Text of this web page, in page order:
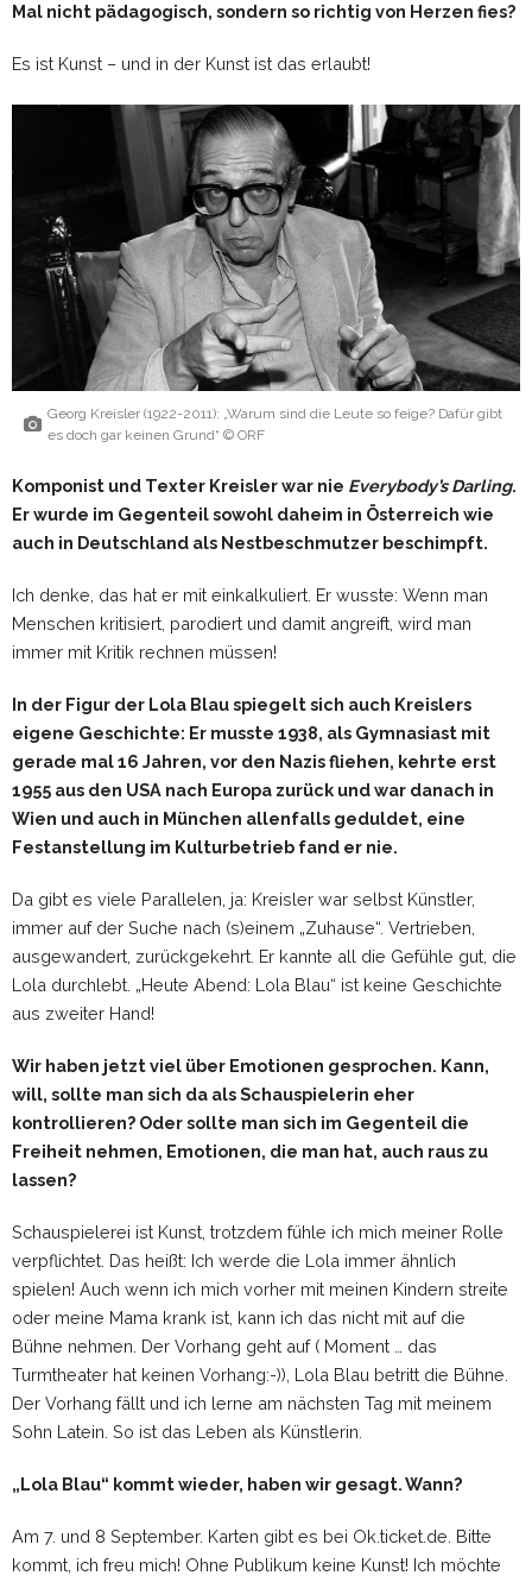
Mal nicht pädagogisch, sondern so richtig von Herzen fies?
Es ist Kunst – und in der Kunst ist das erlaubt!
Georg Kreisler (1922-2011): „Warum sind die Leute so feige? Dafür gibt
es doch gar keinen Grund“ © ORF
Komponist und Texter Kreisler war nie Everybody’s Darling.
Er wurde im Gegenteil sowohl daheim in Österreich wie
auch in Deutschland als Nestbeschmutzer beschimpft.
Ich denke, das hat er mit einkalkuliert. Er wusste: Wenn man
Menschen kritisiert, parodiert und damit angreift, wird man
immer mit Kritik rechnen müssen!
In der Figur der Lola Blau spiegelt sich auch Kreislers
eigene Geschichte: Er musste 1938, als Gymnasiast mit
gerade mal 16 Jahren, vor den Nazis fliehen, kehrte erst
1955 aus den USA nach Europa zurück und war danach in
Wien und auch in München allenfalls geduldet, eine
Festanstellung im Kulturbetrieb fand er nie.
Da gibt es viele Parallelen, ja: Kreisler war selbst Künstler,
immer auf der Suche nach (s)einem „Zuhause“. Vertrieben,
ausgewandert, zurückgekehrt. Er kannte all die Gefühle gut, die
Lola durchlebt. „Heute Abend: Lola Blau“ ist keine Geschichte
aus zweiter Hand!
Wir haben jetzt viel über Emotionen gesprochen. Kann,
will, sollte man sich da als Schauspielerin eher
kontrollieren? Oder sollte man sich im Gegenteil die
Freiheit nehmen, Emotionen, die man hat, auch raus zu
lassen?
Schauspielerei ist Kunst, trotzdem fühle ich mich meiner Rolle
verpflichtet. Das heißt: Ich werde die Lola immer ähnlich
spielen! Auch wenn ich mich vorher mit meinen Kindern streite
oder meine Mama krank ist, kann ich das nicht mit auf die
Bühne nehmen. Der Vorhang geht auf ( Moment … das
Turmtheater hat keinen Vorhang:-)), Lola Blau betritt die Bühne.
Der Vorhang fällt und ich lerne am nächsten Tag mit meinem
Sohn Latein. So ist das Leben als Künstlerin.
„Lola Blau“ kommt wieder, haben wir gesagt. Wann?
Am 7. und 8 September. Karten gibt es bei Ok.ticket.de. Bitte
kommt, ich freu mich! Ohne Publikum keine Kunst! Ich möchte